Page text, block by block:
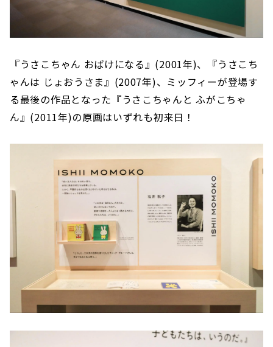
『うさこちゃん おばけになる』(2001年)、『うさこち
ゃんは じょおうさま』(2007年)、ミッフィーが登場す
る最後の作品となった『うさこちゃんと ふがこちゃ
ん』(2011年)の原画はいずれも初来日！